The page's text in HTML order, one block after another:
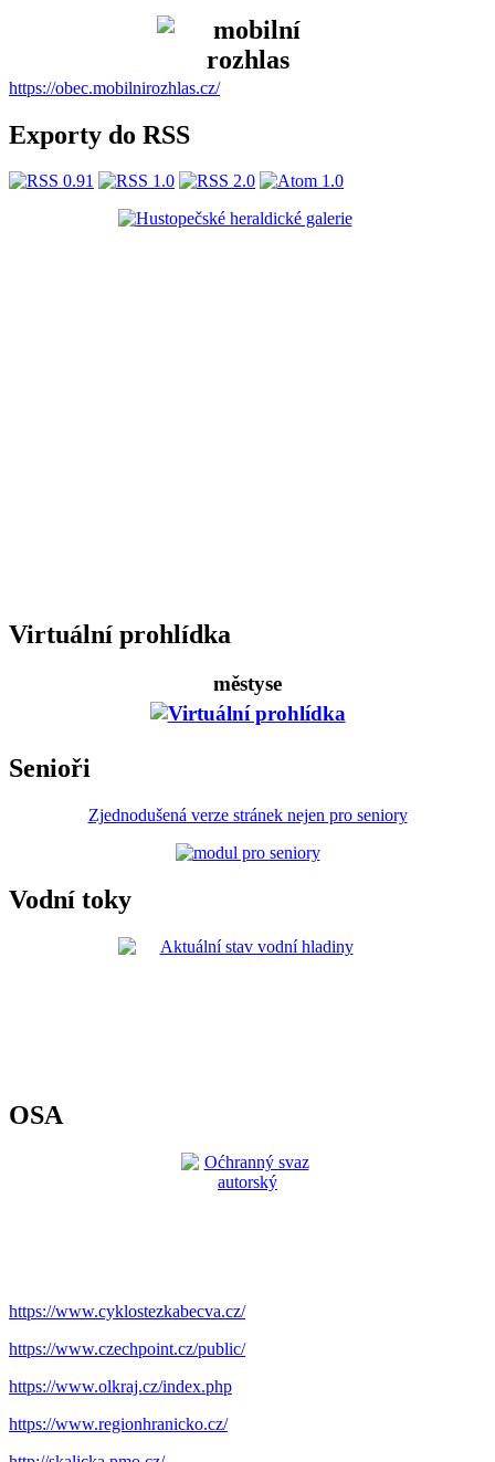
https://obec.mobilnirozhlas.cz/
Exporty do RSS
Virtuální prohlídka
městyse
Senioři
Zjednodušená verze stránek nejen pro seniory
Vodní toky
OSA
https://www.cyklostezkabecva.cz/
https://www.czechpoint.cz/public/
https://www.olkraj.cz/index.php
https://www.regionhranicko.cz/